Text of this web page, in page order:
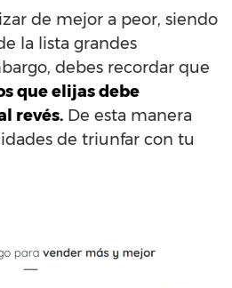
de mejor a peor, siendo
la lista grandes
debes recordar que
que elijas debe
revés. De esta manera
de triunfar con tu